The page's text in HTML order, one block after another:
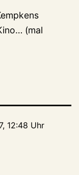
(mal
12:48 Uhr